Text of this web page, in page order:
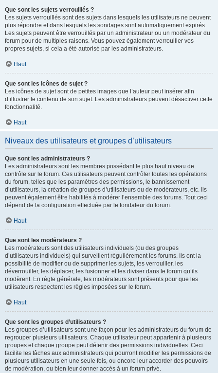
Que sont les sujets verrouillés ?
Les sujets verrouillés sont des sujets dans lesquels les utilisateurs ne peuvent
plus répondre et dans lesquels les sondages sont automatiquement expirés.
Les sujets peuvent être verrouillés par un administrateur ou un modérateur du
forum pour de multiples raisons. Vous pouvez également verrouiller vos
propres sujets, si cela a été autorisé par les administrateurs.
Haut
Que sont les icônes de sujet ?
Les icônes de sujet sont de petites images que l’auteur peut insérer afin
d’illustrer le contenu de son sujet. Les administrateurs peuvent désactiver cette
fonctionnalité.
Haut
Niveaux des utilisateurs et groupes d’utilisateurs
Que sont les administrateurs ?
Les administrateurs sont les membres possédant le plus haut niveau de
contrôle sur le forum. Ces utilisateurs peuvent contrôler toutes les opérations
du forum, telles que les paramètres des permissions, le bannissement
d’utilisateurs, la création de groupes d’utilisateurs ou de modérateurs, etc. Ils
peuvent également être habilités à modérer l’ensemble des forums. Tout ceci
dépend de la configuration effectuée par le fondateur du forum.
Haut
Que sont les modérateurs ?
Les modérateurs sont des utilisateurs individuels (ou des groupes
d’utilisateurs individuels) qui surveillent régulièrement les forums. Ils ont la
possibilité de modifier ou de supprimer les sujets, les verrouiller, les
déverrouiller, les déplacer, les fusionner et les diviser dans le forum qu’ils
modèrent. En règle générale, les modérateurs sont présents pour que les
utilisateurs respectent les règles imposées sur le forum.
Haut
Que sont les groupes d’utilisateurs ?
Les groupes d’utilisateurs sont une façon pour les administrateurs du forum de
regrouper plusieurs utilisateurs. Chaque utilisateur peut appartenir à plusieurs
groupes et chaque groupe peut détenir des permissions individuelles. Ceci
facilite les tâches aux administrateurs qui pourront modifier les permissions de
plusieurs utilisateurs en une seule fois, ou encore leur accorder des pouvoirs
de modération, ou bien leur donner accès à un forum privé.